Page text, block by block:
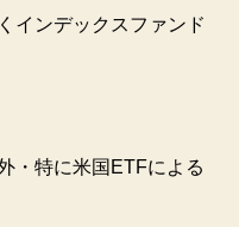
インデックスファンド
・特に米国ETFによる